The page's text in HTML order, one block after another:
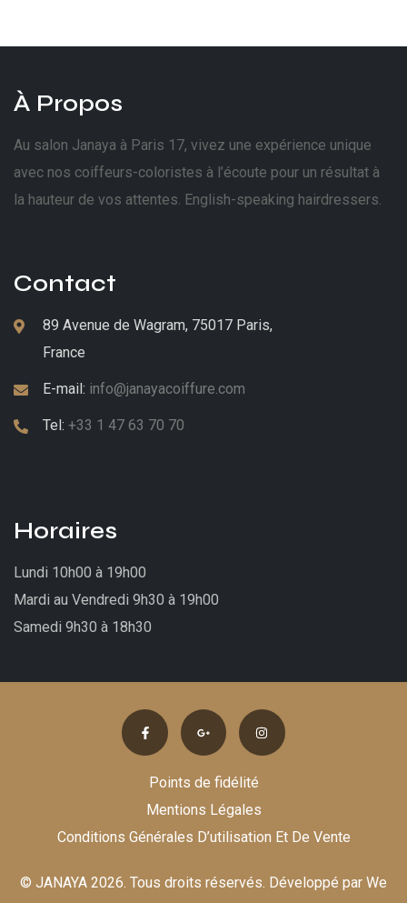
À Propos
Au salon Janaya à Paris 17, vivez une expérience unique
avec nos coiffeurs-coloristes à l’écoute pour un résultat à
la hauteur de vos attentes. English-speaking hairdressers.
Contact
89 Avenue de Wagram, 75017 Paris,
France
E-mail: info@janayacoiffure.com
Tel: +33 1 47 63 70 70
Horaires
Lundi 10h00 à 19h00
Mardi au Vendredi 9h30 à 19h00
Samedi 9h30 à 18h30
© JANAYA 2026. Tous droits réservés. Développé par We
Points de fidélité
Mentions Légales
Conditions Générales D’utilisation Et De Vente